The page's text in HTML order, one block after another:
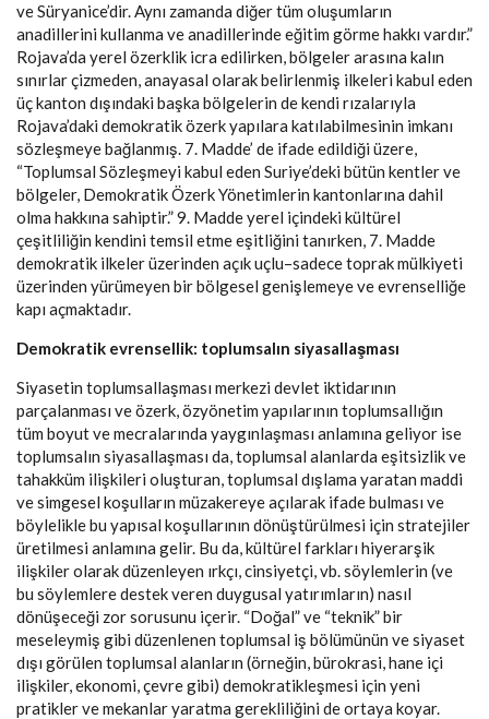
ve Süryanice’dir. Aynı zamanda diğer tüm oluşumların
anadillerini kullanma ve anadillerinde eğitim görme hakkı vardır.”
Rojava’da yerel özerklik icra edilirken, bölgeler arasına kalın
sınırlar çizmeden, anayasal olarak belirlenmiş ilkeleri kabul eden
üç kanton dışındaki başka bölgelerin de kendi rızalarıyla
Rojava’daki demokratik özerk yapılara katılabilmesinin imkanı
sözleşmeye bağlanmış. 7. Madde’ de ifade edildiği üzere,
“Toplumsal Sözleşmeyi kabul eden Suriye’deki bütün kentler ve
bölgeler, Demokratik Özerk Yönetimlerin kantonlarına dahil
olma hakkına sahiptir.” 9. Madde yerel içindeki kültürel
çeşitliliğin kendini temsil etme eşitliğini tanırken, 7. Madde
demokratik ilkeler üzerinden açık uçlu–sadece toprak mülkiyeti
üzerinden yürümeyen bir bölgesel genişlemeye ve evrenselliğe
kapı açmaktadır.
Demokratik evrensellik: toplumsalın siyasallaşması
Siyasetin toplumsallaşması merkezi devlet iktidarının
parçalanması ve özerk, özyönetim yapılarının toplumsallığın
tüm boyut ve mecralarında yaygınlaşması anlamına geliyor ise
toplumsalın siyasallaşması da, toplumsal alanlarda eşitsizlik ve
tahakküm ilişkileri oluşturan, toplumsal dışlama yaratan maddi
ve simgesel koşulların müzakereye açılarak ifade bulması ve
böylelikle bu yapısal koşullarının dönüştürülmesi için stratejiler
üretilmesi anlamına gelir. Bu da, kültürel farkları hiyerarşik
ilişkiler olarak düzenleyen ırkçı, cinsiyetçi, vb. söylemlerin (ve
bu söylemlere destek veren duygusal yatırımların) nasıl
dönüşeceği zor sorusunu içerir. “Doğal” ve “teknik” bir
meseleymiş gibi düzenlenen toplumsal iş bölümünün ve siyaset
dışı görülen toplumsal alanların (örneğin, bürokrasi, hane içi
ilişkiler, ekonomi, çevre gibi) demokratikleşmesi için yeni
pratikler ve mekanlar yaratma gerekliliğini de ortaya koyar.